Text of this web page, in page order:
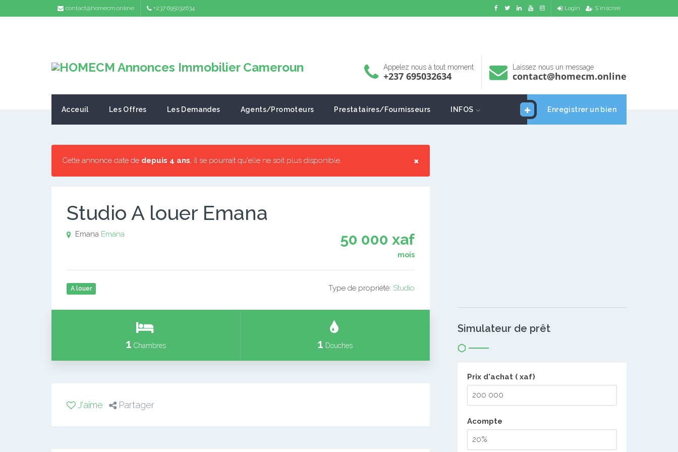
contact@homecm.online +237 695032634 Login S'inscrire
Appelez nous à tout moment
+237 695032634
Laissez nous un message
contact@homecm.online
Enregistrer un bien
Acceuil Les Offres Les Demandes Agents/Promoteurs Prestataires/Fournisseurs INFOS
×
Cette annonce date de depuis 4 ans, il se pourrait qu'elle ne soit plus disponible.
Studio A louer Emana
50 000 xaf
mois
Emana Emana
A louer Type de propriété: Studio
1 Chambres 1 Douches
J'aime Partager
Simulateur de prêt
Prix d'achat ( xaf)
Acompte